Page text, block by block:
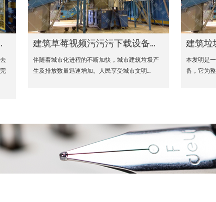
害处理不再需要进口到国外
建筑草莓视频污污污下载设备的可循环经济模
伴随着城市化进程的不断加快，城市建筑垃圾产
生及排放数量迅速增加。人民享受城市文明…
建筑垃
本发明是
备，它为